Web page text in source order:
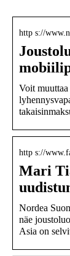
http s://
Voit
http s://
Mari
Nordea
näe
Asia on